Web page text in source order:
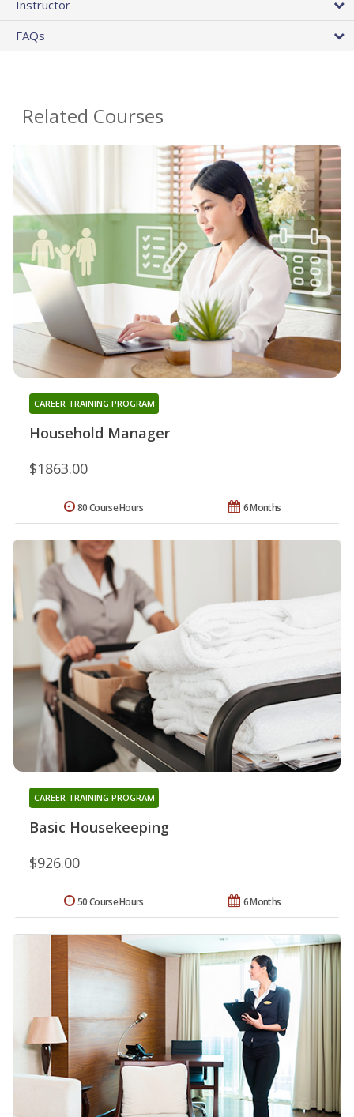
Instructor
FAQs
Related Courses
Household Manager
CAREER TRAINING PROGRAM
$1863.00
6 Months
80 Course Hours
Basic Housekeeping
CAREER TRAINING PROGRAM
$926.00
6 Months
50 Course Hours